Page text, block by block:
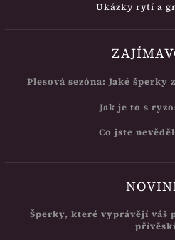
Ukázky rytí a
Plesová sezóna: Jaké
Jak je to s
Co jste
Šperky, které vyprávějí váš